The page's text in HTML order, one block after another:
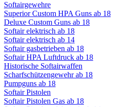
Softairgewehre
Superior Custom HPA Guns ab 18
Deluxe Custom Guns ab 18
Softair elektrisch ab 18
Softair elektrisch ab 14
Softair gasbetrieben ab 18
Softair HPA Luftdruck ab 18
Historische Softairwaffen
Scharfschützengewehr ab 18
Pumpguns ab 18
Softair Pistolen
Softair Pistolen Gas ab 18